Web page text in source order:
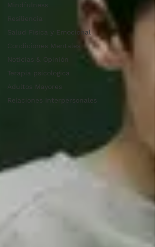
Mindfulness
Resiliencia
Salud Física y Emocional
Condiciones Mentales
Noticias & Opinión
Terapia psicológica
Adultos Mayores
Relaciones Interpersonales